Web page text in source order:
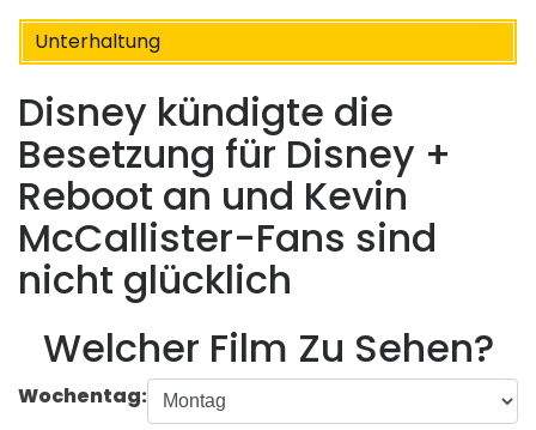
Unterhaltung
Disney kündigte die
Besetzung für Disney +
Reboot an und Kevin
McCallister-Fans sind
nicht glücklich
Welcher Film Zu Sehen?
Wochentag: